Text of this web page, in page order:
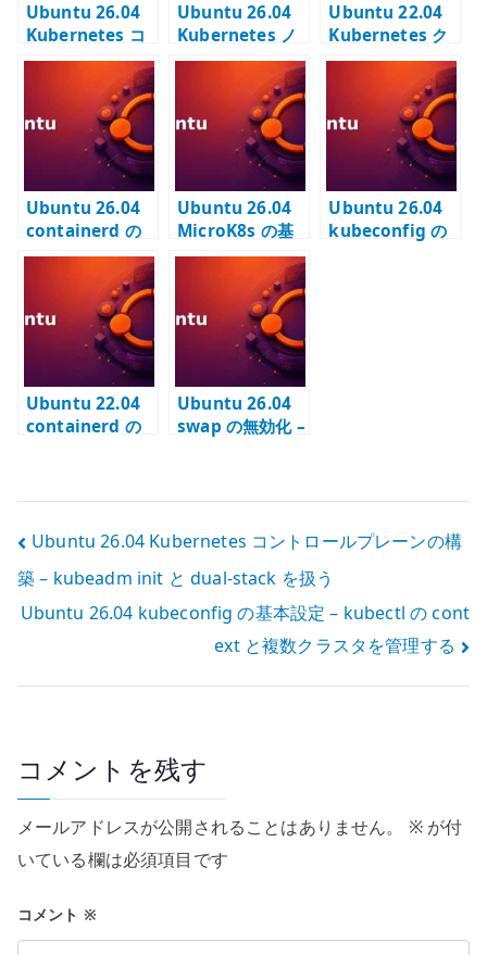
Ubuntu 26.04
Kubernetes コ
ントロールプレ
ーンの構築 –
kubeadm init
と dual-stack
を扱う
Ubuntu 26.04
Kubernetes ノ
ードの事前準備 –
kubeadm と
APTリポジトリ
を構成する
Ubuntu 22.04
Kubernetes ク
ラスター構築の
kubeadm ノー
ドの前提を確認
する
Ubuntu 26.04
containerd の
基本設定 –
Kubernetes 用
CRI runtime を
構成する
Ubuntu 26.04
MicroK8s の基
本設定 – snap で
Kubernetes を
構成する
Ubuntu 26.04
kubeconfig の
Ubuntu 22.04
containerd の
ード向けに
p を有効化する
Ubuntu 26.04
swap の無効化 –
止する
投
稿
ナ
ビ
ー
シ
ョ
ン
Ubuntu 26.04 Kubernetes コントロールプレーンの構
築 – kubeadm init と dual-stack を扱う
Ubuntu 26.04 kubeconfig の基本設定 – kubectl の cont
ext と複数クラスタを管理する
コメントを残す
メールアドレスが公開されることはありません。 ※が付
いている欄は必須項目です
コメント ※